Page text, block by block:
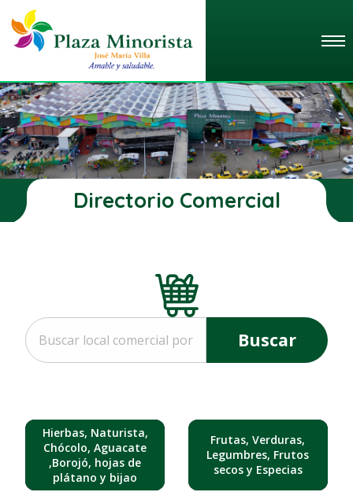
Directorio Comercial
Buscar
Hierbas, Naturista,
Chócolo, Aguacate
,Borojó, hojas de
plátano y bijao
Frutas, Verduras,
Legumbres, Frutos
secos y Especias